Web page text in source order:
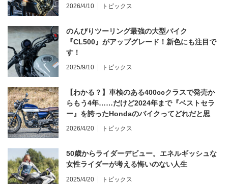
てならず／CB1000F ①第一印象 編】
2026/4/10 トピックス
のんびりツーリング最強の大型バイク
『CL500』がアップグレード！新色にも注目で
す！
2025/9/10 トピックス
【わかる？】車検のある400ccクラスで発売か
らもう4年……だけど2024年まで『ベストセラ
ー』を誇ったHondaのバイクってどれだと思
う？
2026/4/20 トピックス
50歳からライダーデビュー。エネルギッシュな
女性ライダーが考える悔いのない人生
2025/4/20 トピックス